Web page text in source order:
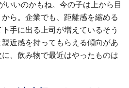
いいのかもね。今の子は上から目
ら。企業でも、距離感を縮める
手に出る上司が増えているそう
近感を持ってもらえる傾向があ
、飲み物で最近はやったものは